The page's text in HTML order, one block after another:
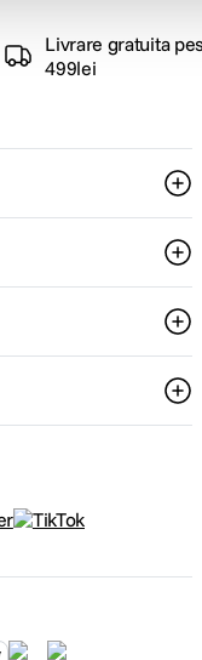
Livrare gratuita
499lei